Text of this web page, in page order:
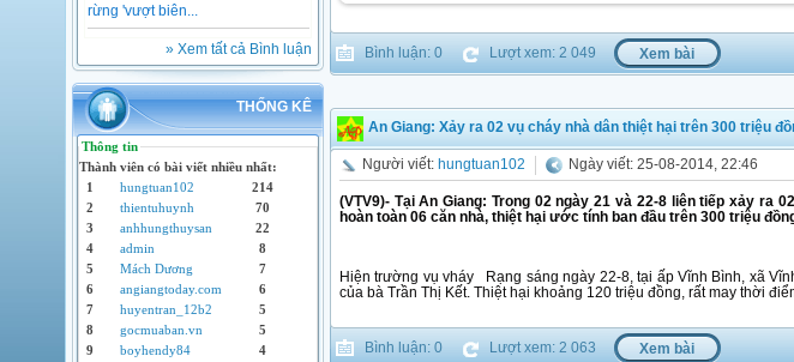
rừng 'vượt biên...
» Xem tất cả Bình luận
THỐNG KÊ
Thông tin
Thành viên có bài viết nhiều nhất:
1
hungtuan102
214
2
thientuhuynh
70
3
anhhungthuysan
22
4
admin
8
5
Mách Dương
7
6
angiangtoday.com
6
7
huyentran_12b2
5
8
gocmuaban.vn
5
9
boyhendy84
4
Bình luận: 0 Lượt xem: 2 049 Xem bài
An Giang: Xảy ra 02 vụ cháy nhà dân thiệt hại trên 300 triệu
Người viết: hungtuan102 Ngày viết: 25-08-2014, 22:46
(VTV9)- Tại An Giang: Trong 02 ngày 21 và 22-8 liên tiếp xảy ra
hoàn toàn 06 căn nhà, thiệt hại ước tính ban đầu trên 300 triệu
Hiện trường vụ vháy Rạng sáng ngày 22-8, tại ấp Vĩnh Bình, xã
của bà Trần Thị Kết. Thiệt hại khoảng 120 triệu đồng, rất may thời
Bình luận: 0 Lượt xem: 2 063 Xem bài